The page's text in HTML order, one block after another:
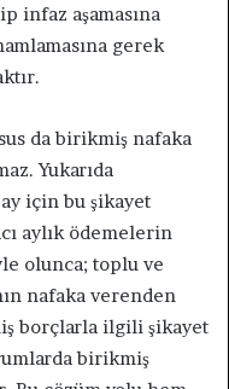
infaz aşamasına
gerek
da birikmiş nafaka
Yukarıda
için bu şikayet
aylık ödemelerin
olunca; toplu ve
nafaka verenden
borçlarla ilgili şikayet
birikmiş